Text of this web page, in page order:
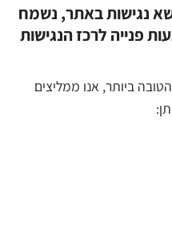
נגישות באתר, נשמח
פנייה לרכז הנגישות
ביותר, אנו ממליצים